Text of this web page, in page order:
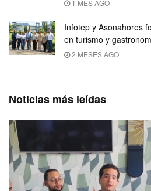
1 MES AGO
Infotep y Asonahores
en turismo y
2 MESES AGO
Noticias más leídas